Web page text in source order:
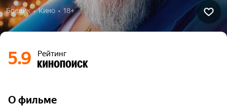
Боевик  •  Кино  •  18+
5.9 Рейтинг
О фильме